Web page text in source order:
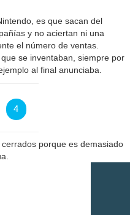
es que sacan del
y no aciertan ni una
el número de ventas.
se inventaban, siempre por
al final anunciaba.
4
porque es demasiado